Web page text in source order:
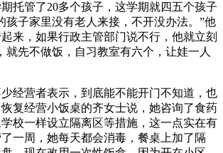
托管了20多个孩子，这学期就四五个孩子
孩子家里没有老人来接，不开没办法。”他
来，如果行政主管部门说不行，他就立刻
就先不做饭，自习教室有六个，让娃一人
营者表示，到底能不能开门不知道，也
复经营小饭桌的齐女士说，她咨询了食药
校一样设立隔离区等措施，这一点实在有
一周，她每天都会消毒，餐桌上加了隔